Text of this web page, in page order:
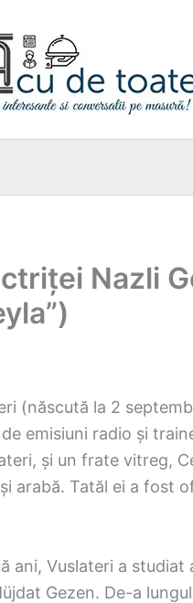
Nazli
(născută la 2
emisiuni radio și
și un frate vitreg,
arabă. Tatăl ei a fost
ani, Vuslateri a
Gezen. De-a